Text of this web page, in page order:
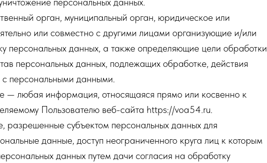
орган, муниципальный орган, юридическое или
или совместно с другими лицами организующие и/или
персональных данных, а также определяющие цели обработки
персональных данных, подлежащих обработке, действия
персональными данными.
— любая информация, относящаяся прямо или косвенно к
Пользователю веб-сайта https://voa54.ru.
разрешенные субъектом персональных данных для
данные, доступ неограниченного круга лиц к которым
данных путем дачи согласия на обработку